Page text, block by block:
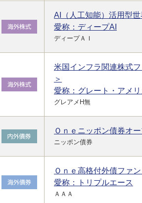
AI（人工知能）活用型
愛称：ディープAI
ディープＡＩ
米国インフラ関連株式
＞
愛称：グレート・アメリ
グレアメH無
Ｏｎｅニッポン債券オ
ニッポン債券
Ｏｎｅ高格付外債ファン
愛称：トリプルエース
ＡＡＡ